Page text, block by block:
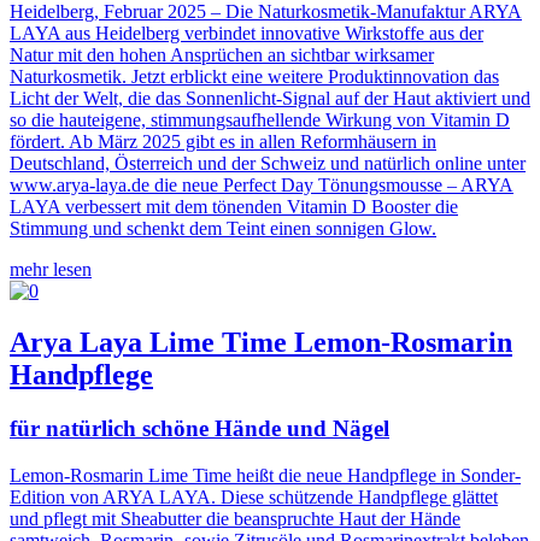
Heidelberg, Februar 2025 – Die Naturkosmetik-Manufaktur ARYA
LAYA aus Heidelberg verbindet innovative Wirkstoffe aus der
Natur mit den hohen Ansprüchen an sichtbar wirksamer
Naturkosmetik. Jetzt erblickt eine weitere Produktinnovation das
Licht der Welt, die das Sonnenlicht-Signal auf der Haut aktiviert und
so die hauteigene, stimmungsaufhellende Wirkung von Vitamin D
fördert. Ab März 2025 gibt es in allen Reformhäusern in
Deutschland, Österreich und der Schweiz und natürlich online unter
www.arya-laya.de die neue Perfect Day Tönungsmousse – ARYA
LAYA verbessert mit dem tönenden Vitamin D Booster die
Stimmung und schenkt dem Teint einen sonnigen Glow.
mehr lesen
Arya Laya Lime Time Lemon-Rosmarin
Handpflege
für natürlich schöne Hände und Nägel
Lemon-Rosmarin Lime Time heißt die neue Handpflege in Sonder-
Edition von ARYA LAYA. Diese schützende Handpflege glättet
und pflegt mit Sheabutter die beanspruchte Haut der Hände